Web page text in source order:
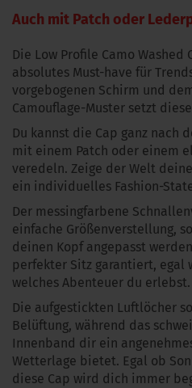
Auch mit Patch oder
Die Low Profile Camo Washed
absolutes Must-have für
vorgebogenen Schirm und
Camouflage-Muster setzt
Du kannst die Cap ganz nach
mit einem Patch oder einem
veredeln. Zeige der Welt
ein individuelles Fashion-
Der messingfarbene
einfache Größenverstellung,
deinen Kopf angepasst
perfekter Sitz garantiert, egal
welches Abenteuer du erlebst.
Die aufgestickten Luftlöcher
Belüftung, während das
Innenband dir ein
Wetterlage bietet. Egal ob
diese Cap wird dich immer